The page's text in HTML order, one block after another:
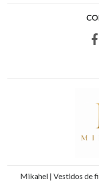
Mikahel | Vestidos de